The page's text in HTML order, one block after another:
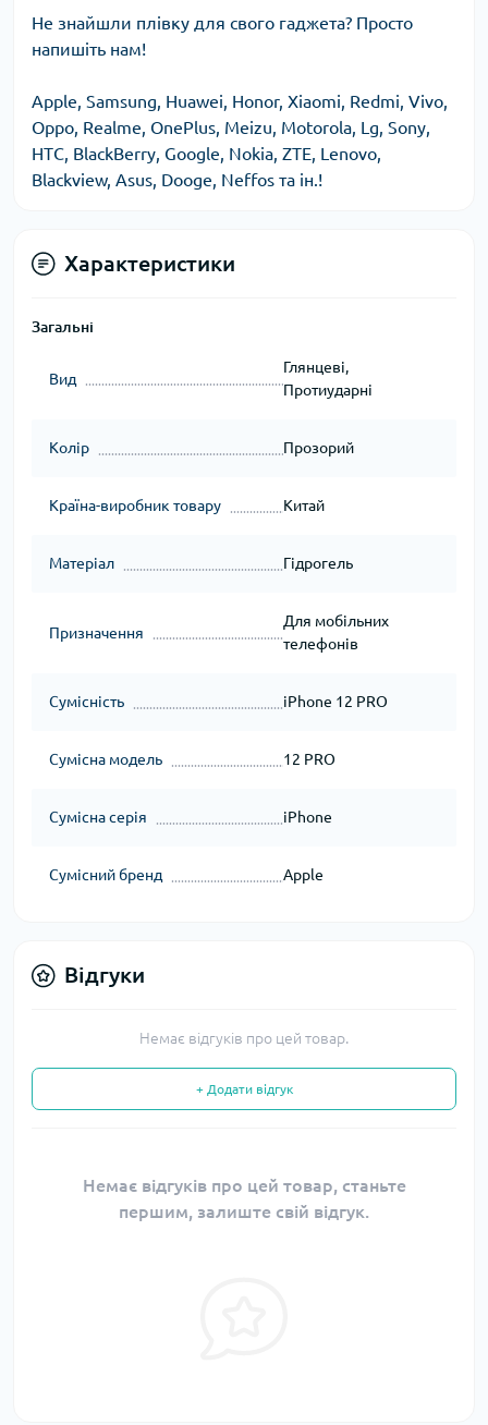
Не знайшли плівку для свого гаджета? Просто
напишіть нам!
Apple, Samsung, Huawei, Honor, Xiaomi, Redmi, Vivo,
Oppo, Realme, OnePlus, Meizu, Motorola, Lg, Sony,
HTC, BlackBerry, Google, Nokia, ZTE, Lenovo,
Blackview, Asus, Dooge, Neffos та ін.!
Характеристики
Загальні
Вид
Глянцеві,
Протиударні
Колір Прозорий
Країна-виробник товару Китай
Матеріал Гідрогель
Призначення
Для мобільних
телефонів
Сумісність iPhone 12 PRO
Сумісна модель 12 PRO
Сумісна серія iPhone
Сумісний бренд Apple
Відгуки
Немає відгуків про цей товар.
+ Додати відгук
Немає відгуків про цей товар, станьте
першим, залиште свій відгук.